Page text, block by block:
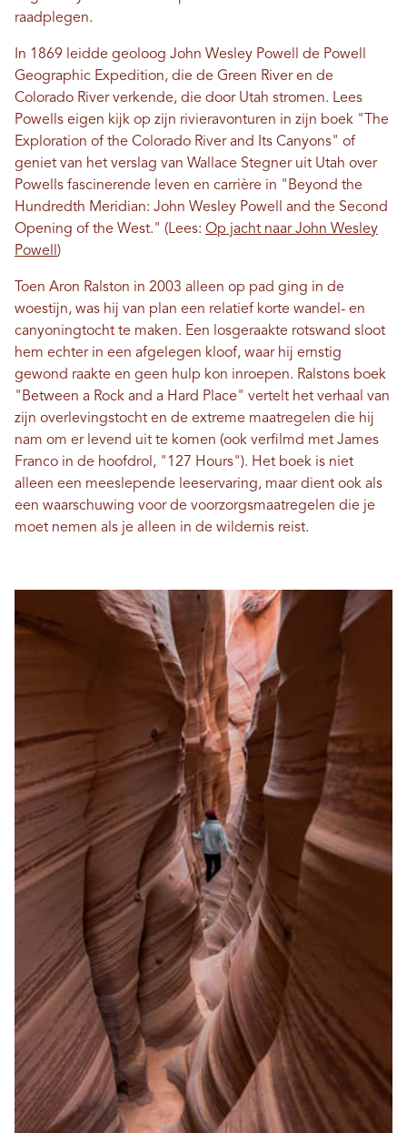
raadplegen.
In 1869 leidde geoloog John Wesley Powell de Powell
Geographic Expedition, die de Green River en de
Colorado River verkende, die door Utah stromen. Lees
Powells eigen kijk op zijn rivieravonturen in zijn boek "The
Exploration of the Colorado River and Its Canyons" of
geniet van het verslag van Wallace Stegner uit Utah over
Powells fascinerende leven en carrière in "Beyond the
Hundredth Meridian: John Wesley Powell and the Second
Opening of the West." (Lees: Op jacht naar John Wesley
Powell )
Toen Aron Ralston in 2003 alleen op pad ging in de
woestijn, was hij van plan een relatief korte wandel- en
canyoningtocht te maken. Een losgeraakte rotswand sloot
hem echter in een afgelegen kloof, waar hij ernstig
gewond raakte en geen hulp kon inroepen. Ralstons boek
"Between a Rock and a Hard Place" vertelt het verhaal van
zijn overlevingstocht en de extreme maatregelen die hij
nam om er levend uit te komen (ook verfilmd met James
Franco in de hoofdrol, "127 Hours"). Het boek is niet
alleen een meeslepende leeservaring, maar dient ook als
een waarschuwing voor de voorzorgsmaatregelen die je
moet nemen als je alleen in de wildernis reist.